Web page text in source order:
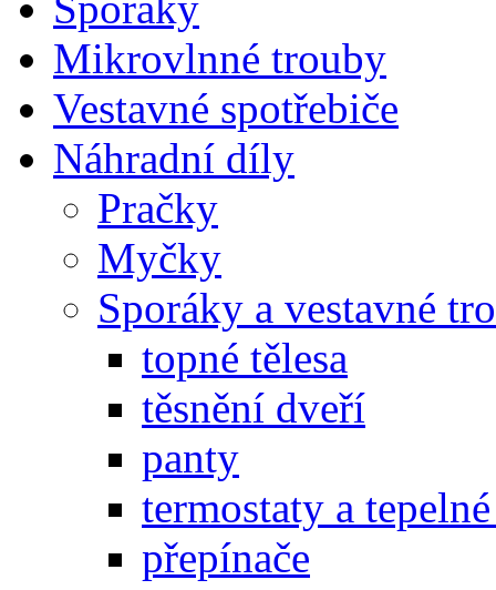
Mikrovlnné trouby
Vestavné spotřebiče
Náhradní díly
Pračky
Myčky
Sporáky a vestavné
topné tělesa
těsnění dveří
panty
termostaty a
přepínače